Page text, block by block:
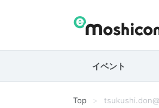
イベント
Top